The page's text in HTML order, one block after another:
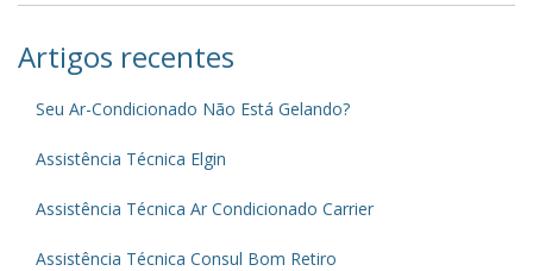
Artigos recentes
Seu Ar-Condicionado Não Está Gelando?
Assistência Técnica Elgin
Assistência Técnica Ar Condicionado Carrier
Assistência Técnica Consul Bom Retiro